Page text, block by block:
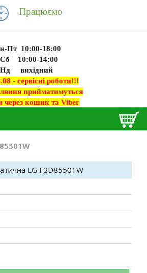
Працюємо
10:00-18:00
14:00
- сервісні роботи!!!
прийматимуться
через кошик та Viber
LG F2D85501W